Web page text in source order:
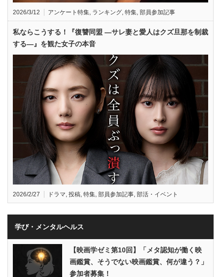
2026/3/12 アンケート特集, ランキング, 特集, 部員参加記事
私ならこうする！『復讐同盟 —サレ妻と愛人はクズ旦那を制裁
する—』を観た女子の本音
2026/2/27 ドラマ, 投稿, 特集, 部員参加記事, 部活・イベント
学び・メンタルヘルス
【映画学ゼミ第10回】「メタ認知が働く映
画鑑賞、そうでない映画鑑賞、何が違う？」
参加者募集！